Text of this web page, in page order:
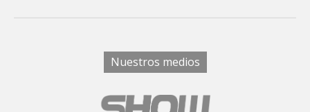
Nuestros medios